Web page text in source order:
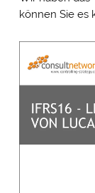
können Sie es